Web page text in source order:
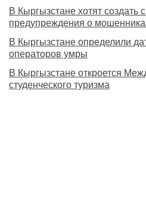
В Кыргызстане хотят создать
предупреждения о
В Кыргызстане определили
операторов умры
В Кыргызстане откроется
студенческого туризма